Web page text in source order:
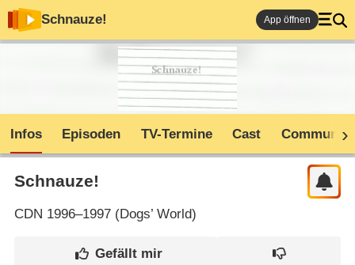
Schnauze! App öffnen
Infos Episoden TV-Termine Cast Community
Schnauze!
CDN 1996–1997 (Dogs’ World)